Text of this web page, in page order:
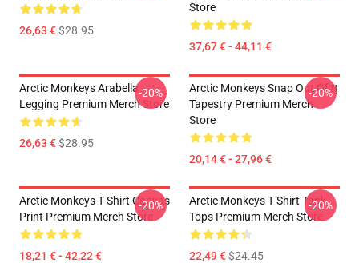
26,63 €$28.95
Store
37,67 € - 44,11 €
Arctic Monkeys Arabella
Legging Premium Merch Store
26,63 €$28.95
-20%
Arctic Monkeys Snap Out Of It
Tapestry Premium Merch
Store
20,14 € - 27,96 €
-20%
Arctic Monkeys T Shirt Canvas
Print Premium Merch Store
18,21 € - 42,22 €
-20%
Arctic Monkeys T Shirt Tank
Tops Premium Merch Store
22,49 €$24.45
-20%